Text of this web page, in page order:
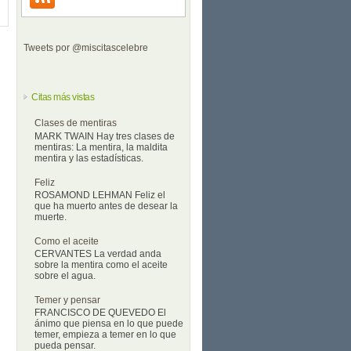
Tweets por @miscitascelebre
Citas más vistas
Clases de mentiras
MARK TWAIN Hay tres clases de
mentiras: La mentira, la maldita
mentira y las estadísticas.
Feliz
ROSAMOND LEHMAN Feliz el
que ha muerto antes de desear la
muerte.
Como el aceite
CERVANTES La verdad anda
sobre la mentira como el aceite
sobre el agua.
Temer y pensar
FRANCISCO DE QUEVEDO El
ánimo que piensa en lo que puede
temer, empieza a temer en lo que
pueda pensar.